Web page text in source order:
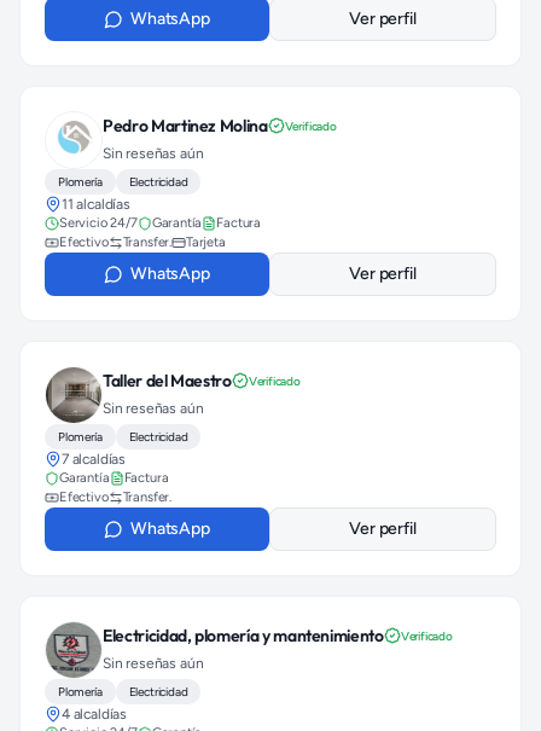
WhatsApp Ver perfil
Pedro Martinez Molina Verificado
Sin reseñas aún
Plomería Electricidad
11 alcaldías
Servicio 24/7 Garantía
Factura
Efectivo
Transfer. Tarjeta
WhatsApp Ver perfil
Taller del Maestro Verificado
Sin reseñas aún
Plomería Electricidad
7 alcaldías
Garantía
Factura
Efectivo
Transfer.
WhatsApp Ver perfil
Electricidad, plomería y mantenimiento Verificado
Sin reseñas aún
Plomería Electricidad
4 alcaldías